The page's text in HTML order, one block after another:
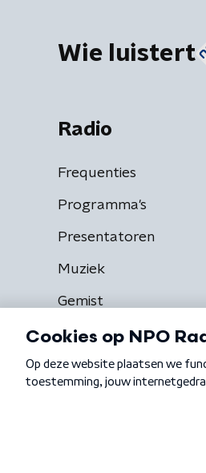
Wie luistert
Radio
Frequenties
Programma's
Presentatoren
Muziek
Gemist
Algemene voorwaarden